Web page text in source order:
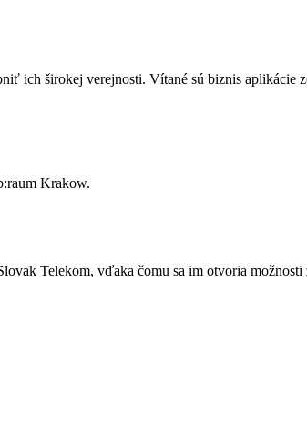
ich širokej verejnosti. Vítané sú biznis aplikácie
Krakow.
Telekom, vďaka čomu sa im otvoria